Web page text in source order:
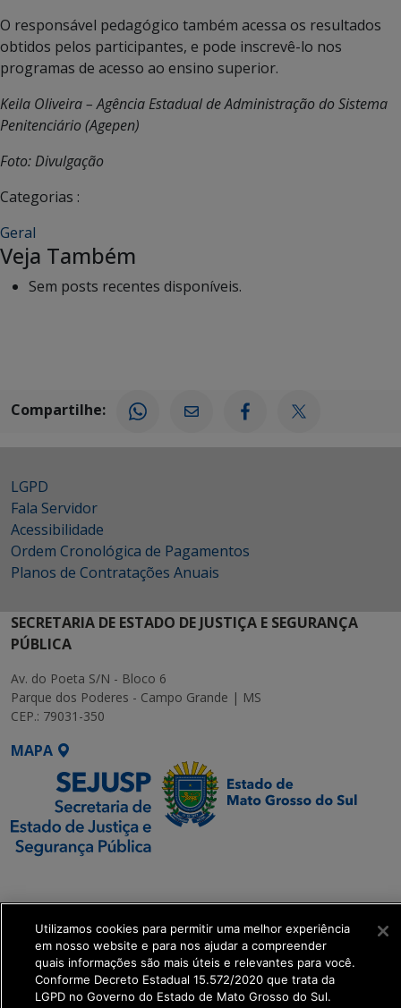
O responsável pedagógico também acessa os resultados
obtidos pelos participantes, e pode inscrevê-lo nos
programas de acesso ao ensino superior.
Keila Oliveira – Agência Estadual de Administração do Sistema
Penitenciário (Agepen)
Foto: Divulgação
Categorias :
Geral
Veja Também
Sem posts recentes disponíveis.
Compartilhe:
LGPD
Fala Servidor
Acessibilidade
Ordem Cronológica de Pagamentos
Planos de Contratações Anuais
SECRETARIA DE ESTADO DE JUSTIÇA E SEGURANÇA
PÚBLICA
Av. do Poeta S/N - Bloco 6
Parque dos Poderes - Campo Grande | MS
CEP.: 79031-350
MAPA
Executiva de
Transformação Digital
get_footer();
Utilizamos cookies para permitir uma melhor experiência
em nosso website e para nos ajudar a compreender
quais informações são mais úteis e relevantes para você.
Conforme Decreto Estadual 15.572/2020 que trata da
LGPD no Governo do Estado de Mato Grosso do Sul.